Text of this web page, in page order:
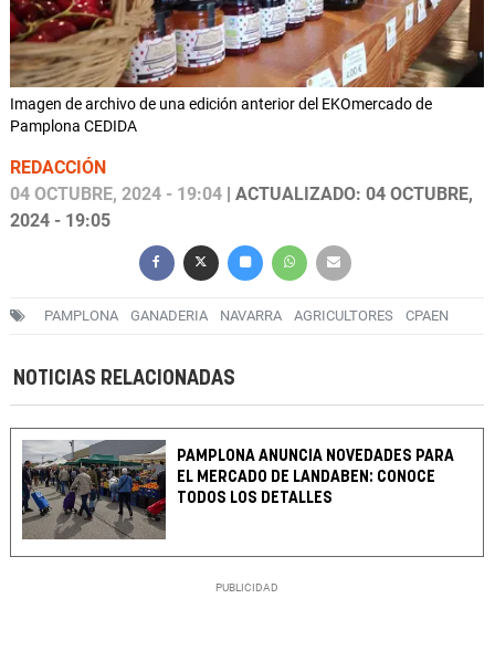
Imagen de archivo de una edición anterior del EKOmercado de
Pamplona CEDIDA
REDACCIÓN
04 OCTUBRE, 2024 - 19:04 | ACTUALIZADO: 04 OCTUBRE,
2024 - 19:05
PAMPLONA GANADERIA NAVARRA AGRICULTORES CPAEN
NOTICIAS RELACIONADAS
PAMPLONA ANUNCIA NOVEDADES PARA
EL MERCADO DE LANDABEN: CONOCE
TODOS LOS DETALLES